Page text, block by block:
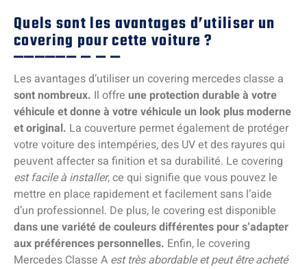
Quels sont les avantages d’utiliser un
covering pour cette voiture ?
Les avantages d’utiliser un covering mercedes classe a
sont nombreux. Il offre une protection durable à votre
véhicule et donne à votre véhicule un look plus moderne
et original. La couverture permet également de protéger
votre voiture des intempéries, des UV et des rayures qui
peuvent affecter sa finition et sa durabilité. Le covering
est facile à installer, ce qui signifie que vous pouvez le
mettre en place rapidement et facilement sans l’aide
d’un professionnel. De plus, le covering est disponible
dans une variété de couleurs différentes pour s’adapter
aux préférences personnelles. Enfin, le covering
Mercedes Classe A est très abordable et peut être acheté